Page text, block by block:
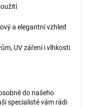
a elegantní vzhled
UV záření i vlhkosti
do našeho
specialisté vám rádi